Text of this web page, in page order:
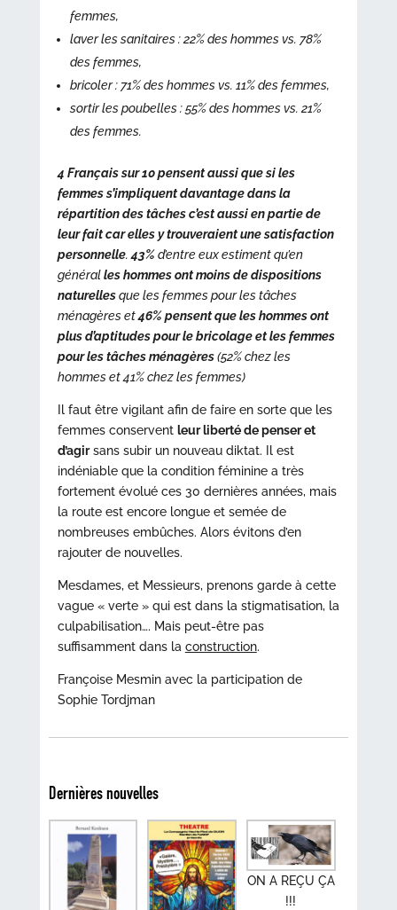
femmes,
laver les sanitaires : 22% des hommes vs. 78%
des femmes,
bricoler : 71% des hommes vs. 11% des femmes,
sortir les poubelles : 55% des hommes vs. 21%
des femmes.
4 Français sur 10 pensent aussi que si les
femmes s’impliquent davantage dans la
répartition des tâches c’est aussi en partie de
leur fait car elles y trouveraient une satisfaction
personnelle.43%d’entre eux estiment qu’en
généralles hommes ont moins de dispositions
naturellesque les femmes pour les tâches
ménagères et46% pensent que les hommes ont
plus d’aptitudes pour le bricolage et les femmes
pour les tâches ménagères(52% chez les
hommes et 41% chez les femmes)
Il faut être vigilant afin de faire en sorte que les
femmes conservent leur liberté de penser et
d’agirsans subir un nouveau diktat. Il est
indéniable que la condition féminine a très
fortement évolué ces 30 dernières années, mais
la route est encore longue et semée de
nombreuses embûches. Alors évitons d’en
rajouter de nouvelles.
Mesdames, et Messieurs, prenons garde à cette
vague « verte » qui est dans la stigmatisation, la
culpabilisation…. Mais peut-être pas
suffisamment dans la construction.
Françoise Mesmin avec la participation de
Sophie Tordjman
Dernières nouvelles
ON A REÇU ÇA
!!!